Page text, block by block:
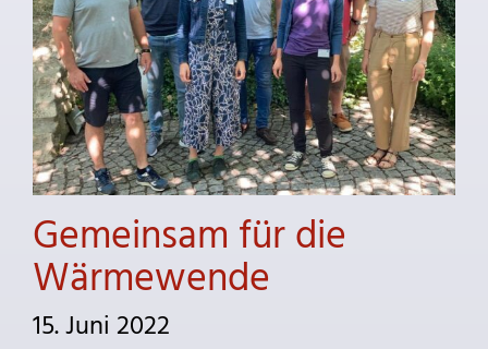
Gemeinsam für die
Wärmewende
15. Juni 2022